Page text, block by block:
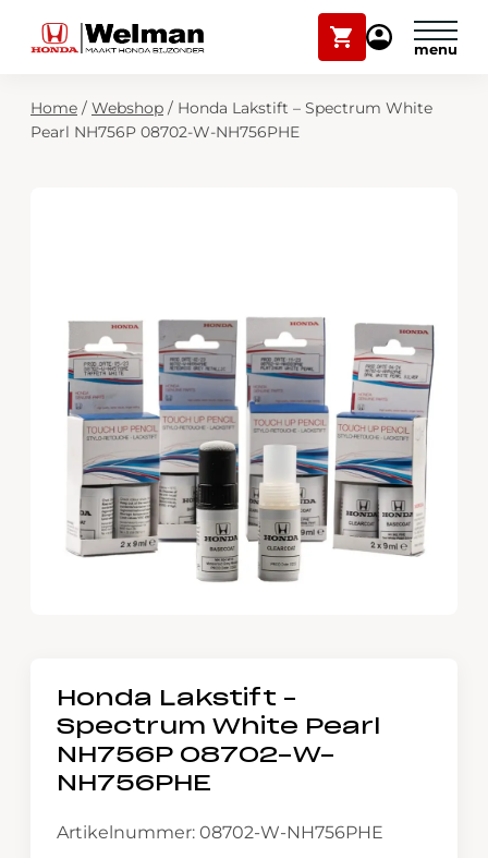
Winkelwagen
Mijn
Modellen
Webshop
Contact
Zoekfunctie
Home / Webshop / Honda Lakstift – Spectrum White
Pearl NH756P 08702-W-NH756PHE
Honda Lakstift –
Spectrum White Pearl
NH756P 08702-W-
NH756PHE
Artikelnummer: 08702-W-NH756PHE